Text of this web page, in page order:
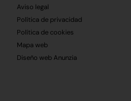
Aviso legal
Política de privacidad
Política de cookies
Mapa web
Diseño web Anunzia